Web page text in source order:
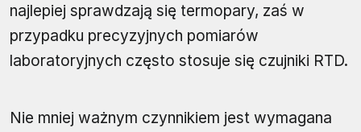
najlepiej sprawdzają się termopary, zaś w
przypadku precyzyjnych pomiarów
laboratoryjnych często stosuje się czujniki RTD.
Nie mniej ważnym czynnikiem jest wymagana